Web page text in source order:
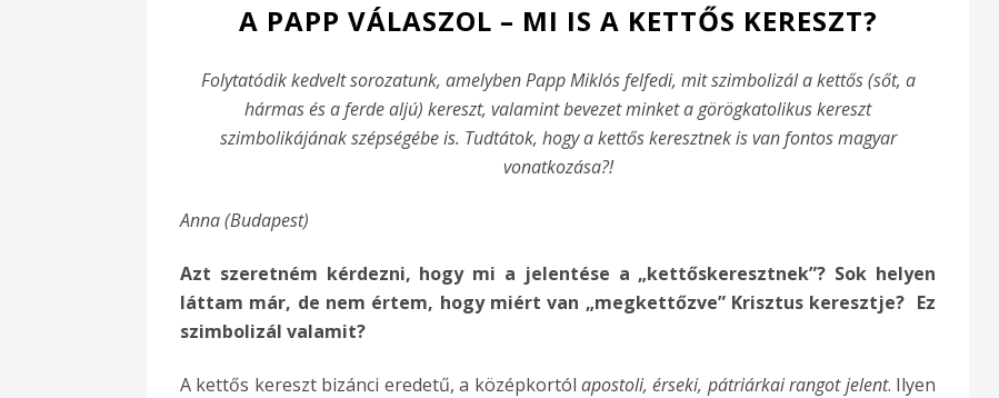
A PAPP VÁLASZOL – MI IS A KETTŐS KERESZT?
Folytatódik kedvelt sorozatunk, amelyben Papp Miklós felfedi, mit szimbolizál a kettős (sőt, a
hármas és a ferde aljú) kereszt, valamint bevezet minket a görögkatolikus kereszt
szimbolikájának szépségébe is. Tudtátok, hogy a kettős keresztnek is van fontos magyar
vonatkozása?!
Anna (Budapest)
Azt szeretném kérdezni, hogy mi a jelentése a „kettőskeresztnek”? Sok helyen
láttam már, de nem értem, hogy miért van „megkettőzve” Krisztus keresztje? Ez
szimbolizál valamit?
A kettős kereszt bizánci eredetű, a középkortól apostoli, érseki, pátriárkai rangot jelent. Ilyen